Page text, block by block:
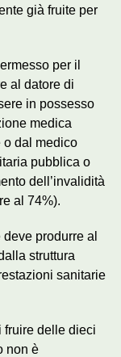
già fruite per
per il
al datore di
in possesso
medica
o dal medico
pubblica o
dell’invalidità
al 74%).
produrre al
struttura
sanitarie
fruire delle dieci
non è